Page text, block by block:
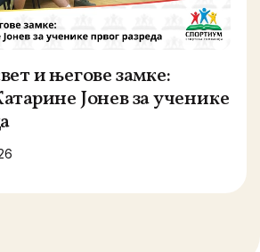
и његове замке:
Јонев за ученике